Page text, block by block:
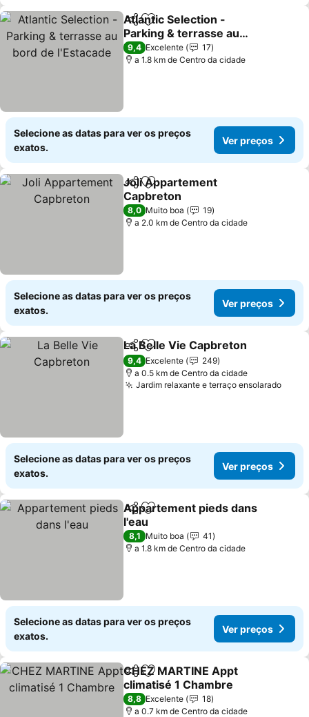
PartilharAdicionar aos favoritos
Atlantic Selection -
Parking & terrasse au
bord de l'Estacade
Ver preços
9,4 Excelente
17
a 1.8 km de Centro da cidade
Selecione as datas para ver os preços
exatos.
Ver preços
PartilharAdicionar aos favoritos
Joli Appartement
Capbreton
Ver preços
8,0 Muito boa
19
a 2.0 km de Centro da cidade
Selecione as datas para ver os preços
exatos.
Ver preços
PartilharAdicionar aos favoritos
La Belle Vie Capbreton
9,4 Excelente
249
a 0.5 km de Centro da cidade
Jardim relaxante e terraço ensolaradoVer
Selecione as datas para ver os preços
exatos.
Ver preços
PartilharAdicionar aos favoritos
Appartement pieds dans
l'eau
Ver preços
8,1 Muito boa
41
a 1.8 km de Centro da cidade
Selecione as datas para ver os preços
exatos.
Ver preços
PartilharAdicionar aos favoritos
CHEZ MARTINE Appt
climatisé 1 Chambre
Ver preços
8,8 Excelente
18
a 0.7 km de Centro da cidade